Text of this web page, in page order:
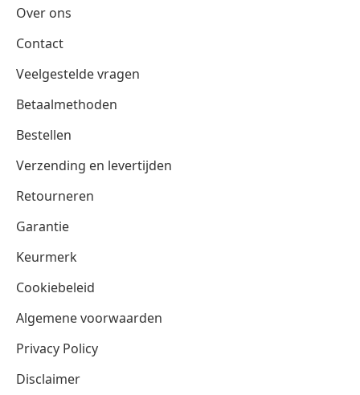
Over ons
Contact
Veelgestelde vragen
Betaalmethoden
Bestellen
Verzending en levertijden
Retourneren
Garantie
Keurmerk
Cookiebeleid
Algemene voorwaarden
Privacy Policy
Disclaimer